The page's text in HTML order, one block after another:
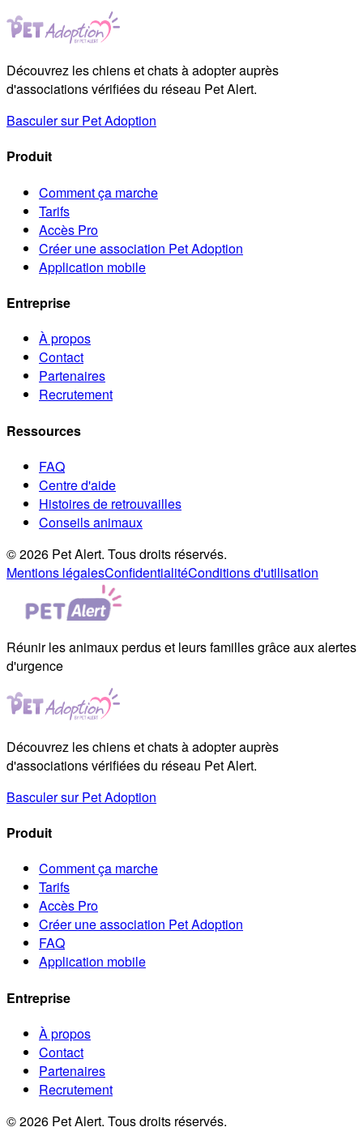
Découvrez les chiens et chats à adopter auprès
d'associations vérifiées du réseau Pet Alert.
Basculer sur Pet Adoption
Produit
Comment ça marche
Tarifs
Accès Pro
Créer une association Pet Adoption
Application mobile
Entreprise
À propos
Contact
Partenaires
Recrutement
Ressources
FAQ
Centre d'aide
Histoires de retrouvailles
Conseils animaux
© 2026 Pet Alert. Tous droits réservés.
Mentions légalesConfidentialitéConditions d'utilisation
Réunir les animaux perdus et leurs familles grâce aux alertes
d'urgence
Découvrez les chiens et chats à adopter auprès
d'associations vérifiées du réseau Pet Alert.
Basculer sur Pet Adoption
Produit
Comment ça marche
Tarifs
Accès Pro
Créer une association Pet Adoption
FAQ
Application mobile
Entreprise
À propos
Contact
Partenaires
Recrutement
© 2026 Pet Alert. Tous droits réservés.